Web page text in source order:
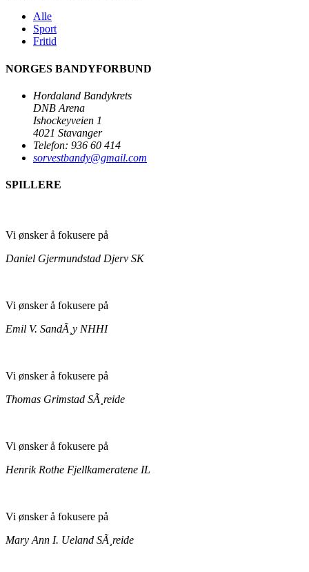
Alle
Sport
Fritid
NORGES BANDYFORBUND
Hordaland Bandykrets
DNB Arena
Ishockeyveien 1
4021 Stavanger
Telefon: 936 60 414
sorvestbandy@gmail.com
SPILLERE
Vi ønsker å fokusere på
Daniel Gjermundstad Djerv SK
Vi ønsker å fokusere på
Emil V. SandÃ¸y NHHI
Vi ønsker å fokusere på
Thomas Grimstad SÃ¸reide
Vi ønsker å fokusere på
Henrik Rothe Fjellkameratene IL
Vi ønsker å fokusere på
Mary Ann I. Ueland SÃ¸reide